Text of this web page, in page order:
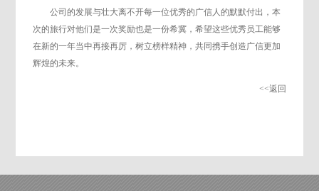
公司的发展与壮大离不开每一位优秀的广信人的默默付出，本
次的旅行对他们是一次奖励也是一份希冀，希望这些优秀员工能够
在新的一年当中再接再厉，树立榜样精神，共同携手创造广信更加
辉煌的未来。
<<返回